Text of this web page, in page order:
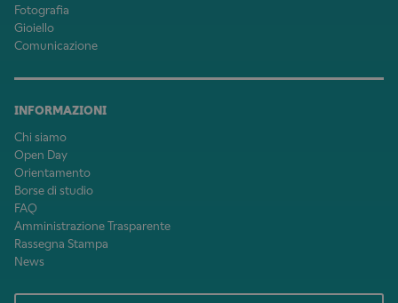
Fotografia
Gioiello
Comunicazione
INFORMAZIONI
Chi siamo
Open Day
Orientamento
Borse di studio
FAQ
Amministrazione Trasparente
Rassegna Stampa
News